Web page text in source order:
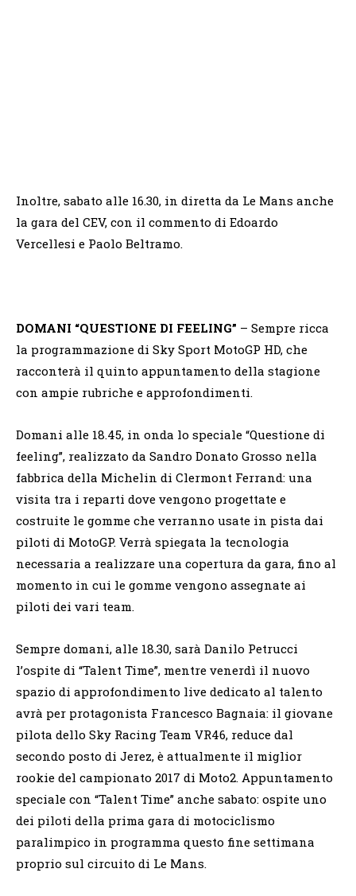
Inoltre, sabato alle 16.30, in diretta da Le Mans anche
la gara del CEV, con il commento di Edoardo
Vercellesi e Paolo Beltramo.
DOMANI “QUESTIONE DI FEELING” – Sempre ricca
la programmazione di Sky Sport MotoGP HD, che
racconterà il quinto appuntamento della stagione
con ampie rubriche e approfondimenti.
Domani alle 18.45, in onda lo speciale “Questione di
feeling”, realizzato da Sandro Donato Grosso nella
fabbrica della Michelin di Clermont Ferrand: una
visita tra i reparti dove vengono progettate e
costruite le gomme che verranno usate in pista dai
piloti di MotoGP. Verrà spiegata la tecnologia
necessaria a realizzare una copertura da gara, fino al
momento in cui le gomme vengono assegnate ai
piloti dei vari team.
Sempre domani, alle 18.30, sarà Danilo Petrucci
l’ospite di “Talent Time”, mentre venerdì il nuovo
spazio di approfondimento live dedicato al talento
avrà per protagonista Francesco Bagnaia: il giovane
pilota dello Sky Racing Team VR46, reduce dal
secondo posto di Jerez, è attualmente il miglior
rookie del campionato 2017 di Moto2. Appuntamento
speciale con “Talent Time” anche sabato: ospite uno
dei piloti della prima gara di motociclismo
paralimpico in programma questo fine settimana
proprio sul circuito di Le Mans.